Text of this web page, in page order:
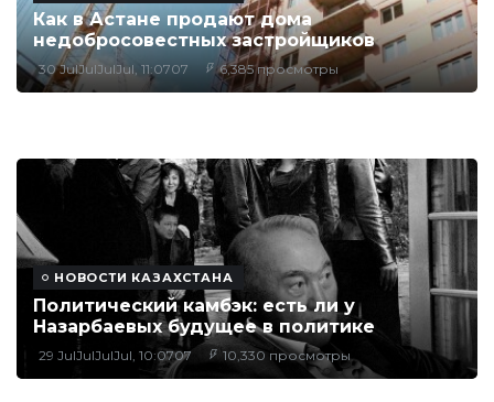
Как в Астане продают дома
недобросовестных застройщиков
30 JulJulJulJul, 11:0707 6,385 просмотры
НОВОСТИ КАЗАХСТАНА
Политический камбэк: есть ли у
Назарбаевых будущее в политике
29 JulJulJulJul, 10:0707 10,330 просмотры